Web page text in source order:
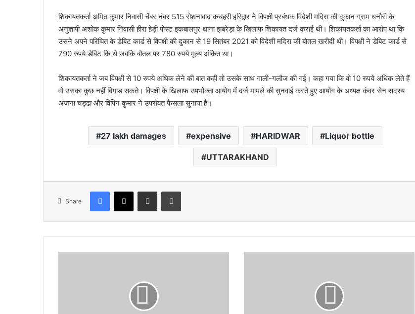
शिकायतकर्ता अमित कुमार निवासी चेंबर नंबर 515 रोशनाबाद कचहरी हरिद्वार ने विपक्षी प्रबंधक विदेशी मदिरा की दुकान ग्राम धनौरी के
अनुज्ञापी अशोक कुमार निवासी हीरा हेड़ी पोस्ट इकबालपुर थाना झबरेड़ा के खिलाफ शिकायत दर्ज कराई थी। शिकायतकर्ता का आरोप था कि
उसने अपने परिचित के डेबिट कार्ड से विपक्षी की दुकान से 19 सितंबर 2021 को विदेशी मदिरा की बोतल खरीदी थी। विपक्षी ने डेबिट कार्ड से
790 रुपये डेबिट कि थे जबकि बोतल पर 780 रुपये मूल्य अंकित था।
शिकायतकर्ता ने जब विपक्षी से 10 रुपये अधिक लेने की बात कही तो उसके साथ गाली-गलौज की गई। कहा गया कि वो 10 रुपये अधिक लेते हैं
वो उसका कुछ नहीं बिगाड़ सकते। विपक्षी के खिलाफ उपभोक्ता आयोग में दर्ज मामले की सुनवाई करते हुए आयोग के अध्यक्ष कंवर सेन सदस्य
अंजना चड्ढा और विपिन कुमार ने उपरोक्त फैसला सुनाया है।
27 lakh damages expensive HARIDWAR Liquor bottle
UTTARAKHAND
Share
Facebook
X Share via Email Print